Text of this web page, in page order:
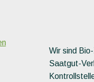
Wir sind
Saatgut-